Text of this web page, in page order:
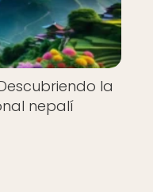
la
nepalí